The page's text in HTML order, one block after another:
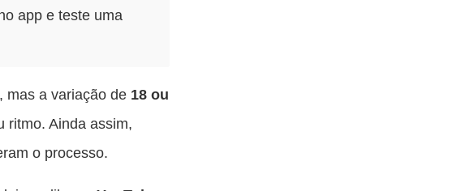
app e teste uma
mas a variação de 18 ou
ritmo. Ainda assim,
o processo.